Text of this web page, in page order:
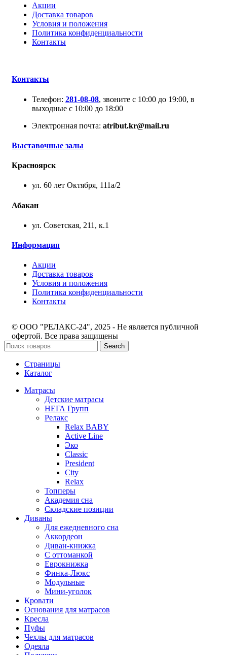
Акции
Доставка товаров
Условия и положения
Политика конфиденциальности
Контакты
Контакты
Телефон: 281-08-08, звоните с 10:00 до 19:00, в
выходные с 10:00 до 18:00
Электронная почта: atribut.kr@mail.ru
Выставочные залы
Красноярск
ул. 60 лет Октября, 111а/2
Абакан
ул. Советская, 211, к.1
Информация
Акции
Доставка товаров
Условия и положения
Политика конфиденциальности
Контакты
© ООО "РЕЛАКС-24", 2025 - Не является публичной
офертой. Все права защищены
Search
Страницы
Каталог
Матрасы
Детские матрасы
НЕГА Групп
Релакс
Relax BABY
Active Line
Эко
Classic
President
City
Relax
Топперы
Академия сна
Складские позиции
Диваны
Для ежедневного сна
Аккордеон
Диван-книжка
С оттоманкой
Еврокнижка
Финка-Люкс
Модульные
Мини-уголок
Кровати
Основания для матрасов
Кресла
Пуфы
Чехлы для матрасов
Одеяла